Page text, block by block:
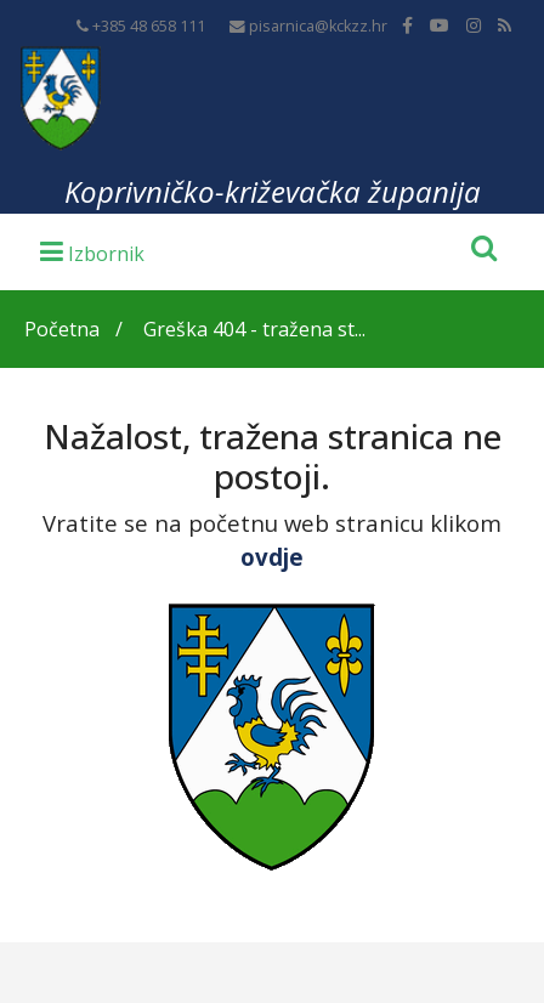
+385 48 658 111 pisarnica@kckzz.hr
Koprivničko-križevačka županija
Početna Greška 404 - tražena st...
Nažalost, tražena stranica ne
postoji.
Vratite se na početnu web stranicu klikom
ovdje